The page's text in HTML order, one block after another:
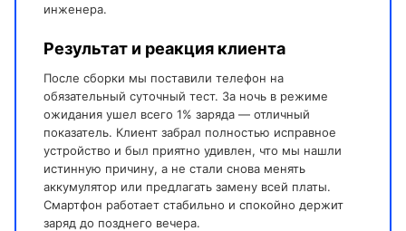
инженера.
Результат и реакция клиента
После сборки мы поставили телефон на
обязательный суточный тест. За ночь в режиме
ожидания ушел всего 1% заряда — отличный
показатель. Клиент забрал полностью исправное
устройство и был приятно удивлен, что мы нашли
истинную причину, а не стали снова менять
аккумулятор или предлагать замену всей платы.
Смартфон работает стабильно и спокойно держит
заряд до позднего вечера.